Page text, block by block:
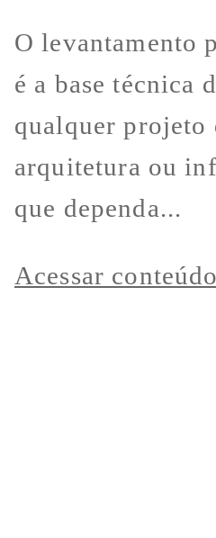
O levantamento
é a base técnica
qualquer projeto
arquitetura ou
que dependa...
Acessar conteúdo